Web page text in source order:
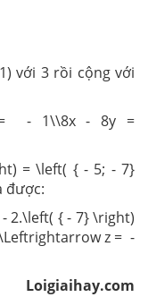
với 3 rồi cộng với
= - 1\\8x - 8y =
= \left( { - 5; - 7}
được:
2.\left( { - 7} \right)
z = -
Loigiaihay.com